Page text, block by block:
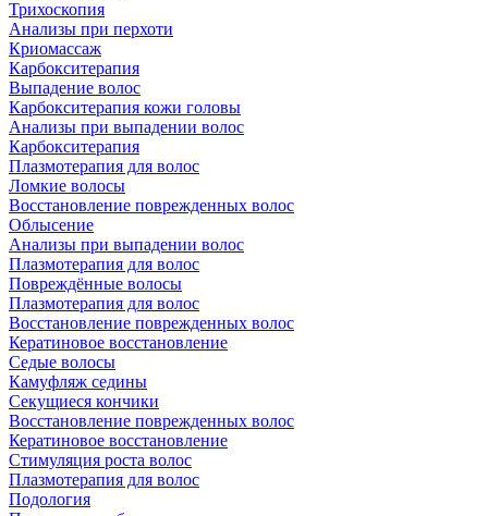
Трихоскопия
Анализы при перхоти
Криомассаж
Карбокситерапия
Выпадение волос
Карбокситерапия кожи головы
Анализы при выпадении волос
Карбокситерапия
Плазмотерапия для волос
Ломкие волосы
Восстановление поврежденных волос
Облысение
Анализы при выпадении волос
Плазмотерапия для волос
Повреждённые волосы
Плазмотерапия для волос
Восстановление поврежденных волос
Кератиновое восстановление
Седые волосы
Камуфляж седины
Секущиеся кончики
Восстановление поврежденных волос
Кератиновое восстановление
Стимуляция роста волос
Плазмотерапия для волос
Подология